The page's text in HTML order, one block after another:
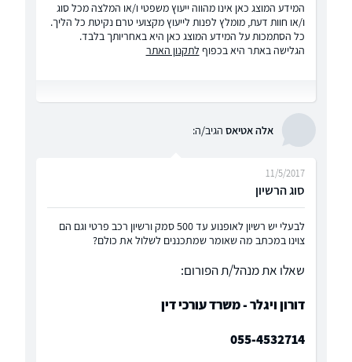
המידע המוצג כאן אינו מהווה ייעוץ משפטי ו/או המלצה מכל סוג
ו/או חוות דעת, מומלץ לפנות לייעוץ מקצועי טרם נקיטת כל הליך.
כל הסתמכות על המידע המוצג כאן היא באחריותך בלבד.
הגלישה באתר היא בכפוף לתקנון האתר
אלה אטיאס הגיב/ה:
סוג הרשיון
11/5/2017
לבעלי יש רשיון לאופנוע עד 500 סמק ורשיון רכב פרטי וגם הם
צוינו במכתב מה שאומר שמתכננים לשלול את כולם?
שאלו את מנהל/ת הפורום:
דורון ויגלר - משרד עורכי דין
055-4532714